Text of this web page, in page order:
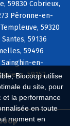
Biocoop utilise
du site, pour
et la performance
en toute
moment en
59830 Cobrieux,
Péronne-en-
59320
59136
59496
Sainghin-en-
59152